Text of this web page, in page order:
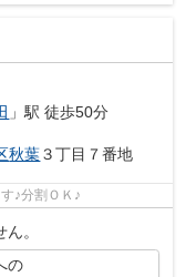
」駅 徒歩50分
秋葉３丁目７番地
♪分割ＯＫ♪
。
の